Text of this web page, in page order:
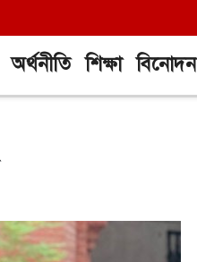
অর্থনীতি শিক্ষা বিনোদন